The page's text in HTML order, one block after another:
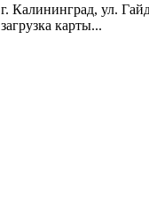
г. Калининград, ул.
загрузка карты...